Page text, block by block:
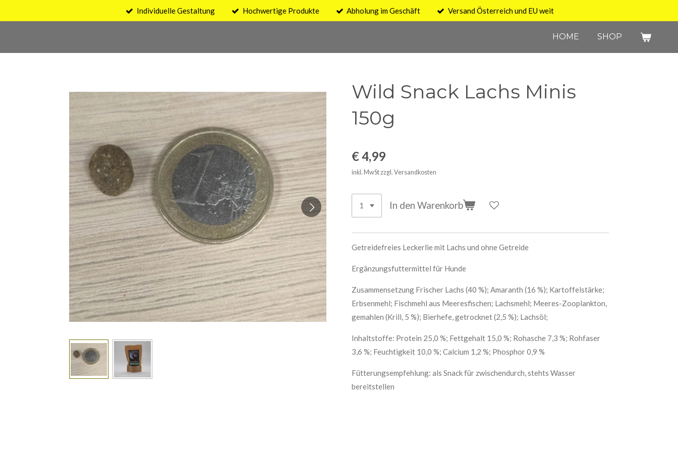
Individuelle Gestaltung Hochwertige Produkte Abholung im Geschäft Versand Österreich und EU weit
HOME SHOP
Wild Snack Lachs Minis
150g
€ 4,99
inkl. MwSt zzgl. Versandkosten
In den Warenkorb
Getreidefreies Leckerlie mit Lachs und ohne Getreide
Ergänzungsfuttermittel für Hunde
Zusammensetzung Frischer Lachs (40 %); Amaranth (16 %); Kartoffelstärke;
Erbsenmehl; Fischmehl aus Meeresfischen; Lachsmehl; Meeres-Zooplankton,
gemahlen (Krill, 5 %); Bierhefe, getrocknet (2,5 %); Lachsöl;
Inhaltstoffe: Protein 25,0 %; Fettgehalt 15,0 %; Rohasche 7,3 %; Rohfaser
3,6 %; Feuchtigkeit 10,0 %; Calcium 1,2 %; Phosphor 0,9 %
Fütterungsempfehlung: als Snack für zwischendurch, stehts Wasser
bereitstellen